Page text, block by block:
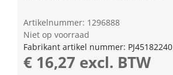
Artikelnummer: 1296888
Niet op voorraad
Fabrikant artikel nummer: PJ45182240
€ 16,27 excl. BTW